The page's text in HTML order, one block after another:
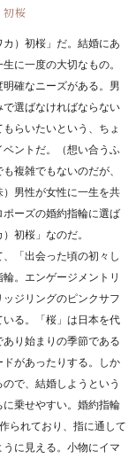
初桜
）初桜」だ。結婚にあ
に一度の大切なもの。
確なニーズがある。男
選ばなければならない
らいたいという、ちょ
ントだ。（想い合うふ
複雑でもないのだが、
男性が女性に一生を共
ーズの婚約指輪に選ば
初桜」なのだ。
「出会った頃の初々し
。エンゲージメントリ
ジリングのピンクサフ
る。「桜」は日本を代
り始まりの季節である
があったりする。しか
で、結婚しようという
乗せやすい。婚約指輪
られており、指に通して
に見える。小物にイマ